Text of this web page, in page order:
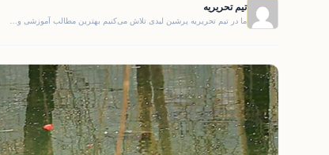
تیم تحریریه
ما در تیم تحریریه پرشین لیدی تلاش می‌کنیم بهترین مطالب آموزشی و…